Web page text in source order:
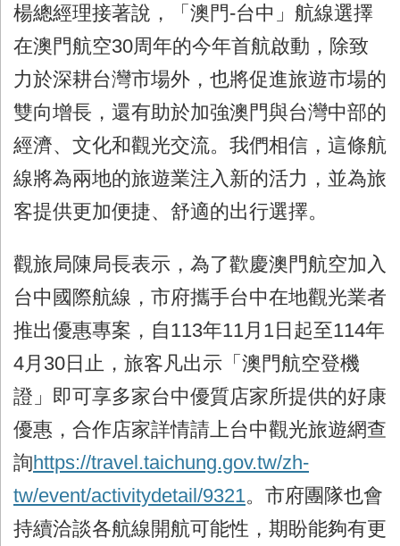
楊總經理接著說，「澳門-台中」航線選擇
在澳門航空30周年的今年首航啟動，除致
力於深耕台灣市場外，也將促進旅遊市場的
雙向增長，還有助於加強澳門與台灣中部的
經濟、文化和觀光交流。我們相信，這條航
線將為兩地的旅遊業注入新的活力，並為旅
客提供更加便捷、舒適的出行選擇。
觀旅局陳局長表示，為了歡慶澳門航空加入
台中國際航線，市府攜手台中在地觀光業者
推出優惠專案，自113年11 月 1日起至114年
4月 30日止，旅客凡出示「澳門航空登機
證」即可享多家台中優質店家所提供的好康
優惠，合作店家詳情請上台中觀光旅遊網查
詢https://travel.taichung.gov.tw/zh-
tw/event/activitydetail/9321。市府團隊也會
持續洽談各航線開航可能性，期盼能夠有更